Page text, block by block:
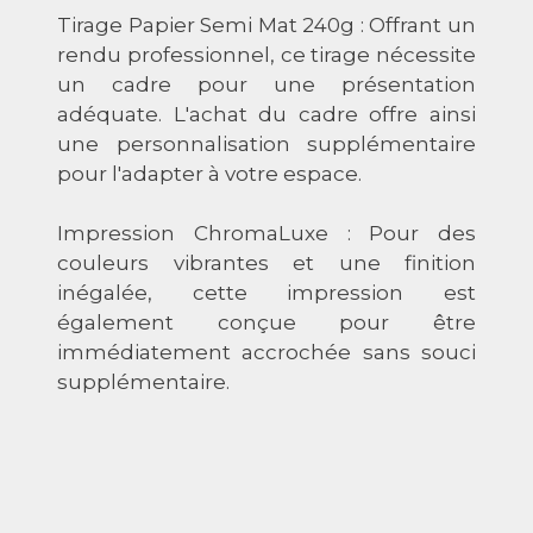
Tirage Papier Semi Mat 240g : Offrant un
rendu professionnel, ce tirage nécessite
un cadre pour une présentation
adéquate. L'achat du cadre offre ainsi
une personnalisation supplémentaire
pour l'adapter à votre espace.
Impression ChromaLuxe : Pour des
couleurs vibrantes et une finition
inégalée, cette impression est
également conçue pour être
immédiatement accrochée sans souci
supplémentaire.